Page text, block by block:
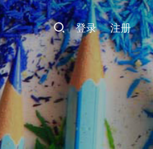
登录 注册